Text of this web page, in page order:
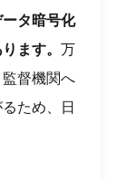
タ暗号化
ます。万
督機関へ
ため、日